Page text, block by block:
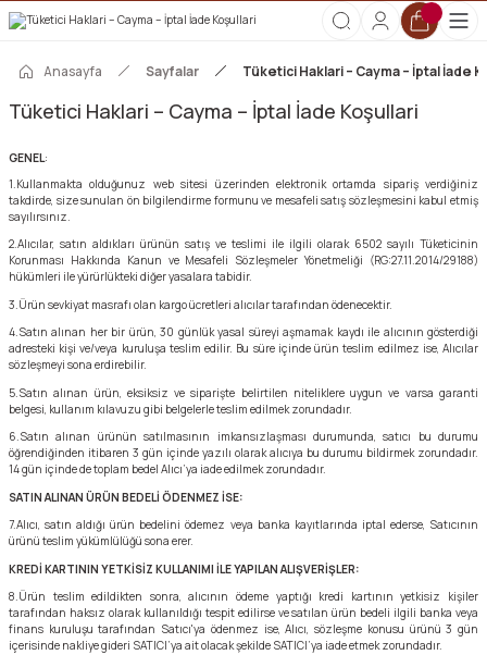
2000 TL ve Üzeri Tüm Siparişlerde Kargo Ücretsiz!
HOŞGELDİN10 kodunu kullanın, ilk alışverişinize özel %10 indirim
Anasayfa
Sayfalar Tüketici Haklari – Cayma – İptal İade
Tüketici Haklari – Cayma – İptal İade Koşullari
GENEL:
1.Kullanmakta olduğunuz web sitesi üzerinden elektronik ortamda sipariş verdiğiniz
takdirde, size sunulan ön bilgilendirme formunu ve mesafeli satış sözleşmesini kabul etmiş
sayılırsınız.
2.Alıcılar, satın aldıkları ürünün satış ve teslimi ile ilgili olarak 6502 sayılı Tüketicinin
Korunması Hakkında Kanun ve Mesafeli Sözleşmeler Yönetmeliği (RG:27.11.2014/29188)
hükümleri ile yürürlükteki diğer yasalara tabidir.
3.Ürün sevkiyat masrafı olan kargo ücretleri alıcılar tarafından ödenecektir.
4.Satın alınan her bir ürün, 30 günlük yasal süreyi aşmamak kaydı ile alıcının gösterdiği
adresteki kişi ve/veya kuruluşa teslim edilir. Bu süre içinde ürün teslim edilmez ise, Alıcılar
sözleşmeyi sona erdirebilir.
5.Satın alınan ürün, eksiksiz ve siparişte belirtilen niteliklere uygun ve varsa garanti
belgesi, kullanım kılavuzu gibi belgelerle teslim edilmek zorundadır.
6.Satın alınan ürünün satılmasının imkansızlaşması durumunda, satıcı bu durumu
öğrendiğinden itibaren 3 gün içinde yazılı olarak alıcıya bu durumu bildirmek zorundadır.
14 gün içinde de toplam bedel Alıcı’ya iade edilmek zorundadır.
SATIN ALINAN ÜRÜN BEDELİ ÖDENMEZ İSE:
7.Alıcı, satın aldığı ürün bedelini ödemez veya banka kayıtlarında iptal ederse, Satıcının
ürünü teslim yükümlülüğü sona erer.
KREDİ KARTININ YETKİSİZ KULLANIMI İLE YAPILAN ALIŞVERİŞLER:
8.Ürün teslim edildikten sonra, alıcının ödeme yaptığı kredi kartının yetkisiz kişiler
tarafından haksız olarak kullanıldığı tespit edilirse ve satılan ürün bedeli ilgili banka veya
finans kuruluşu tarafından Satıcı'ya ödenmez ise, Alıcı, sözleşme konusu ürünü 3 gün
içerisinde nakliye gideri SATICI’ya ait olacak şekilde SATICI’ya iade etmek zorundadır.